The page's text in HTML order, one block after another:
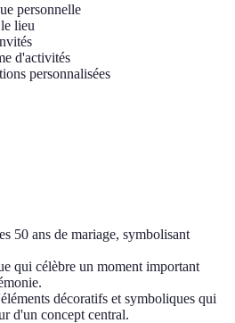
personnelle
lieu
d'activités
personnalisées
50 ans de mariage, symbolisant
qui célèbre un moment important
décoratifs et symboliques qui
d'un concept central.